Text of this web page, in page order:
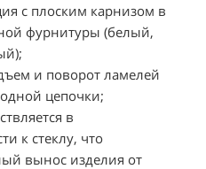
с плоским карнизом в
фурнитуры (белый,
и поворот ламелей
цепочки;
в
к стеклу, что
вынос изделия от